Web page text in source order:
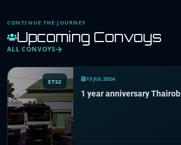
CONTINUE THE JOURNEY
Upcoming Convoys
ALL CONVOYS
ETS2 13 JUL 2024
1 year anniversary